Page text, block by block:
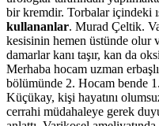
bir kremdir. Torbalar içindeki
kullananlar. Murad Çeltik.
kesisinin hemen üstünde olur
damarlar kanı taşır, kan da
Merhaba hocam uzman
bölümünde 2. Hocam bende
Küçükay, kişi hayatını
cerrahi müdahaleye gerek